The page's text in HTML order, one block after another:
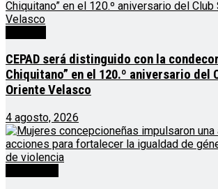
CEPAD será distinguido con la
Chiquitano” en el 120.º aniversario del
Oriente Velasco
4 agosto, 2026